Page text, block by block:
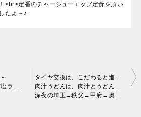
<br>定番のチャーシューエッグ定食を頂い
たよ～♪
メン
肉汁うどんは、肉汁とうどん交互に食べるスタイルw
深夜の埼玉→秩父→甲府→奥多摩→埼玉ドライブ♪